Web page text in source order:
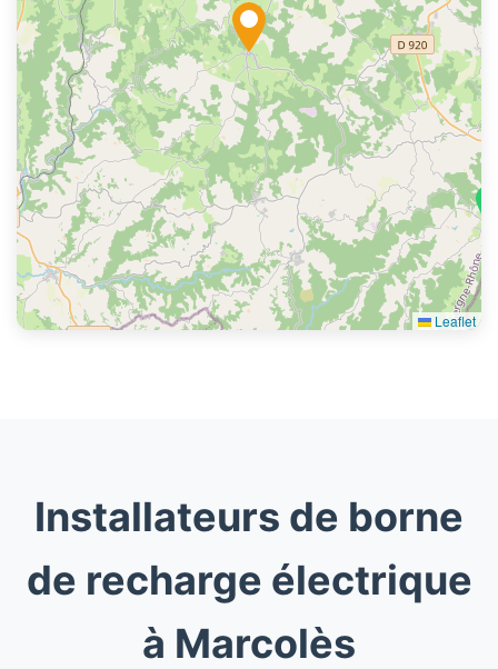
Leaflet
Installateurs de borne
de recharge électrique
à Marcolès